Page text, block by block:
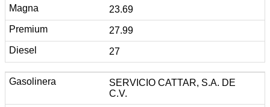
23.69
27.99
27
SERVICIO CATTAR, S.A. DE
C.V.